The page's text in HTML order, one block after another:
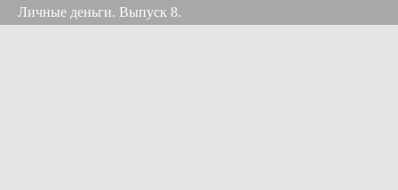
Личные деньги. Выпуск 8.